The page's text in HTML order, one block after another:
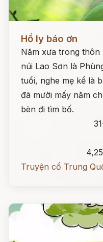
Đọc ngay
Hồ ly báo ơn
Năm xưa trong
núi Lao Sơn là
tuổi, nghe mẹ kể là
đã mười mấy năm
bèn đi tìm bố.
Truyện cổ Trung